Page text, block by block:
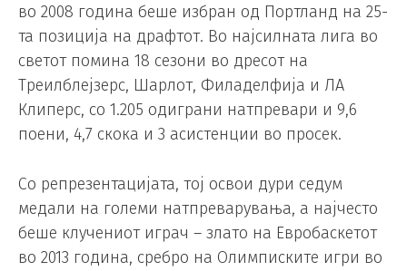
во 2008 година беше избран од Портланд на 25-
та позиција на драфтот. Во најсилната лига во
светот помина 18 сезони во дресот на
Треилблејзерс, Шарлот, Филаделфија и ЛА
Клиперс, со 1.205 одиграни натпревари и 9,6
поени, 4,7 скока и 3 асистенции во просек.
Со репрезентацијата, тој освои дури седум
медали на големи натпреварувања, а најчесто
беше клучениот играч – злато на Евробаскетот
во 2013 година, сребро на Олимписките игри во